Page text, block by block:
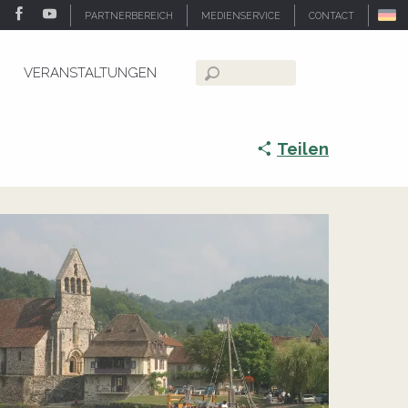
PARTNERBEREICH MEDIENSERVICE CONTACT
VERANSTALTUNGEN
Suche
Teilen